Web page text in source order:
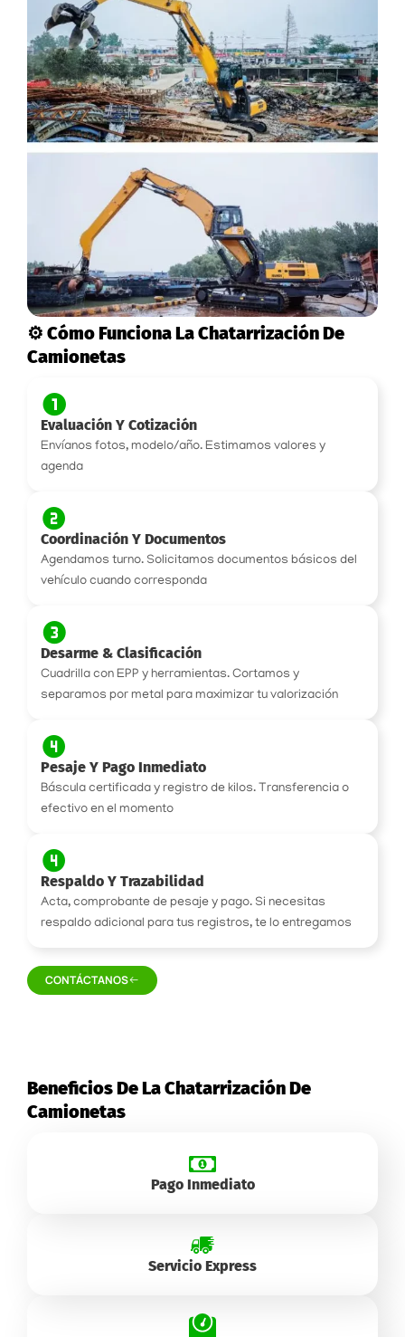
⚙️ Cómo Funciona La Chatarrización De
Camionetas
Evaluación Y Cotización
Envíanos fotos, modelo/año. Estimamos valores y
agenda
Coordinación Y Documentos
Agendamos turno. Solicitamos documentos básicos del
vehículo cuando corresponda
Desarme & Clasificación
Cuadrilla con EPP y herramientas. Cortamos y
separamos por metal para maximizar tu valorización
Pesaje Y Pago Inmediato
Báscula certificada y registro de kilos. Transferencia o
efectivo en el momento
Respaldo Y Trazabilidad
Acta, comprobante de pesaje y pago. Si necesitas
respaldo adicional para tus registros, te lo entregamos
CONTÁCTANOS
Beneficios De La Chatarrización De
Camionetas
Pago Inmediato
Servicio Express